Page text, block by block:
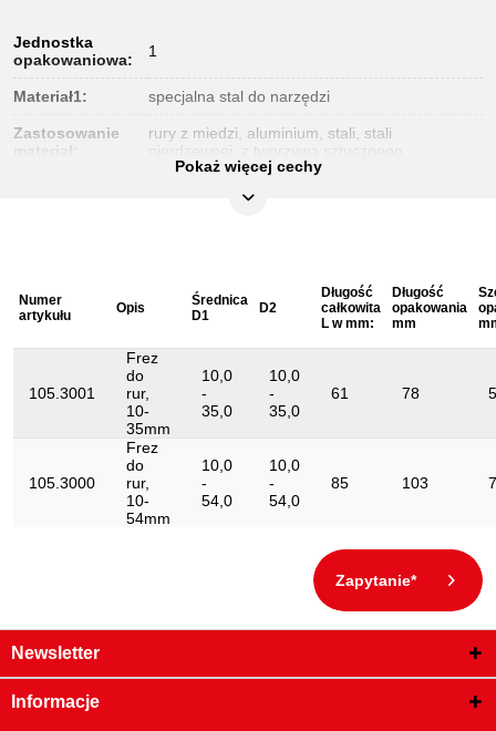
Jednostka
opakowaniowa:
1
Materiał1: specjalna stal do narzędzi
Zastosowanie
materiał:
rury z miedzi, aluminium, stali, stali
nierdzewnej, z tworzywa sztucznego
Pokaż więcej cechy
Numer
artykułu
Opis
Średnica
D1
D2
Długość
całkowita
L w mm:
Długość
opakowania
mm
105.3001
Frez
do
rur,
10-
35mm
10,0
-
35,0
10,0
-
35,0
61 78
105.3000
Frez
do
rur,
10-
54mm
10,0
-
54,0
10,0
-
54,0
85 103
Zapytanie*
Newsletter
Informacje